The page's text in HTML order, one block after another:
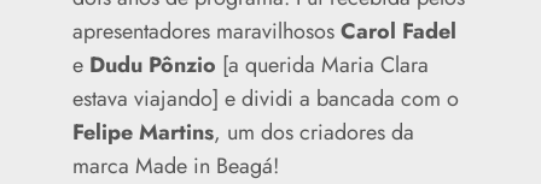
apresentadores maravilhososCarol Fadel
e Dudu Pônzio [a querida Maria Clara
estava viajando] e dividi a bancada com o
Felipe Martins, um dos criadores da
marca Made in Beagá!